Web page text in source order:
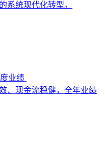
系统现代化转型。
业绩
、现金流稳健，全年业绩